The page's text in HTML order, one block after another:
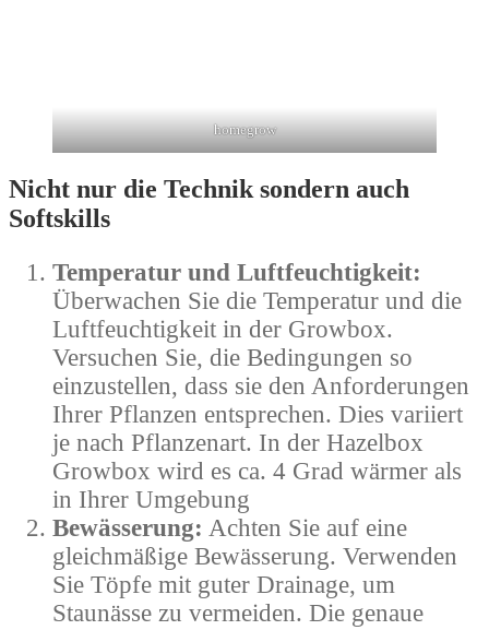
homegrow
Nicht nur die Technik sondern auch
Softskills
Temperatur und Luftfeuchtigkeit:
Überwachen Sie die Temperatur und die
Luftfeuchtigkeit in der Growbox.
Versuchen Sie, die Bedingungen so
einzustellen, dass sie den Anforderungen
Ihrer Pflanzen entsprechen. Dies variiert
je nach Pflanzenart. In der Hazelbox
Growbox wird es ca. 4 Grad wärmer als
in Ihrer Umgebung
Bewässerung: Achten Sie auf eine
gleichmäßige Bewässerung. Verwenden
Sie Töpfe mit guter Drainage, um
Staunässe zu vermeiden. Die genaue